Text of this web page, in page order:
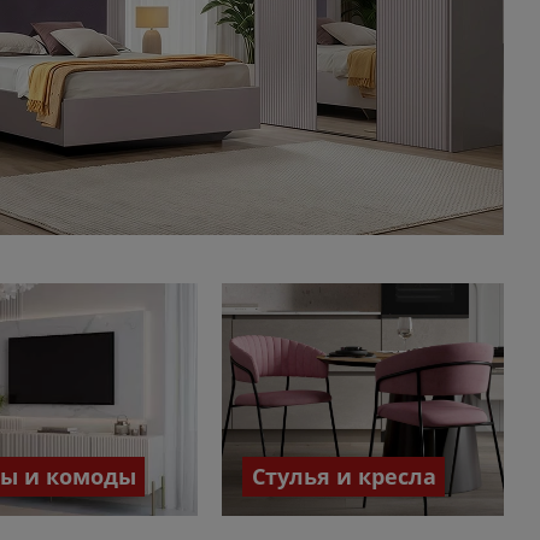
и комоды Стулья и кресла